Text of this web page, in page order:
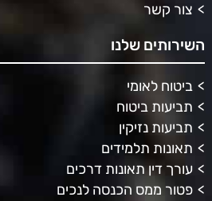
צור קשר
השירותים שלנו
ביטוח לאומי
תביעות ביטוח
תביעות נזיקין
תאונות תלמידים
עורך דין תאונות דרכים
פטור ממס הכנסה לנכים